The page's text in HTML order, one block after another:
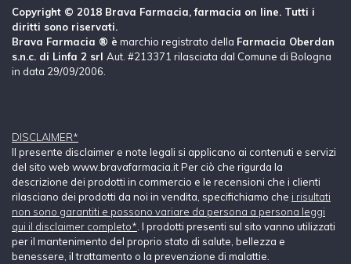
Copyright © 2018 Brava Farmacia, farmacia on line. Tutti i
diritti sono riservati.
Brava Farmacia ® è marchio registrato della Farmacia Oberdan
s.n.c. di Linfa 2 srl Aut. #213371 rilasciata dal Comune di Bologna
in data 29/09/2006.
DISCLAIMER*
Il presente disclaimer e note legali si applicano ai contenuti e servizi
del sito web www.bravafarmacia.it Per ciò che rigurda la
descrizione dei prodotti in commercio e le recensioni che i clienti
rilasciano dei prodotti da noi in vendita, specifichiamo che i risultati
non sono garantiti e possono variare da persona a persona leggi
qui il disclaimer completo* . I prodotti presenti sul sito vanno utilizzati
per il mantenimento del proprio stato di salute, bellezza e
benessere, il trattamento o la prevenzione di malattie.